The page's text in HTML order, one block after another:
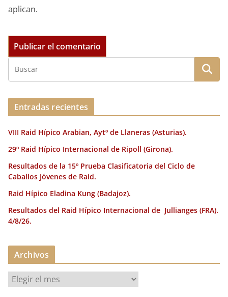
aplican.
Entradas recientes
VIII Raid Hípico Arabian, Aytº de Llaneras (Asturias).
29º Raid Hípico Internacional de Ripoll (Girona).
Resultados de la 15º Prueba Clasificatoria del Ciclo de
Caballos Jóvenes de Raid.
Raid Hípico Eladina Kung (Badajoz).
Resultados del Raid Hípico Internacional de Jullianges (FRA).
4/8/26.
Archivos
r